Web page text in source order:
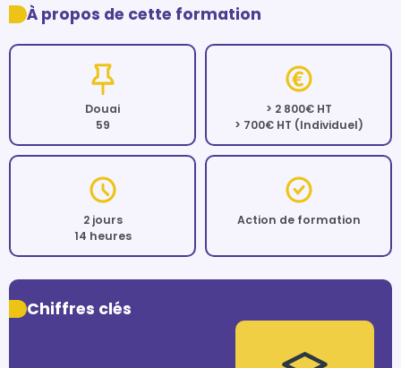
À propos de cette formation
Douai
59
> 2 800€ HT
> 700€ HT (Individuel)
2 jours
14 heures
Action de formation
Chiffres clés